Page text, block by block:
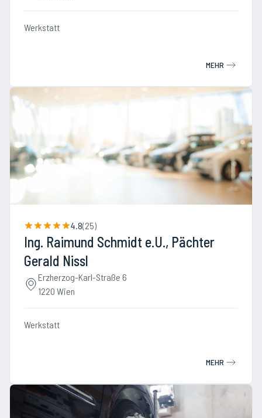
Werkstatt
MEHR
4.8(25)
Ing. Raimund Schmidt e.U., Pächter
Gerald Nissl
Erzherzog-Karl-Straße 6
1220 Wien
Werkstatt
MEHR